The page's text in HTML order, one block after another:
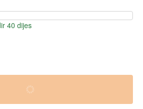
40 dijes